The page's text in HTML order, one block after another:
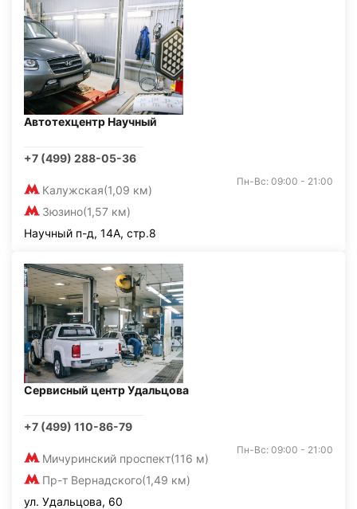
Автотехцентр Научный
+7 (499) 288-05-36
Калужская(1,09 км)
Зюзино(1,57 км)
Пн-Вс: 09:00 - 21:00
Научный п-д, 14А, стр.8
Сервисный центр Удальцова
+7 (499) 110-86-79
Мичуринский проспект(116 м)
Пр-т Вернадского(1,49 км)
Пн-Вс: 09:00 - 21:00
ул. Удальцова, 60